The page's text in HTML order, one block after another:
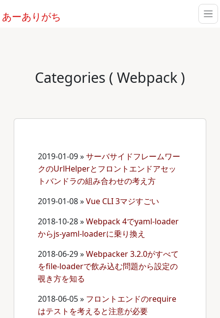
あーありがち
Categories ( Webpack )
2019-01-09»サーバサイドフレームワー
クのUrlHelperとフロントエンドアセッ
トバンドラの組み合わせの考え方
2019-01-08»Vue CLI 3マジすごい
2018-10-28»Webpack 4でyaml-loader
からjs-yaml-loaderに乗り換え
2018-06-29»Webpacker 3.2.0がすべて
をfile-loaderで飲み込む問題から設定の
覗き方を知る
2018-06-05» フロントエンドのrequire
はテストを考えると注意が必要